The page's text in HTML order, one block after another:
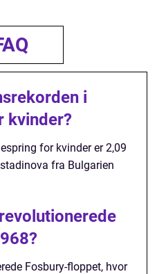
i
kvinder?
for kvinder er 2,09
fra Bulgarien
Fosbury-floppet, hvor